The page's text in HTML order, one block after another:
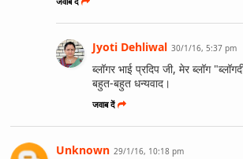
Jyoti Dehliwal 30/1/16, 5:37 pm
ब्लॉगर भाई प्रदिप जी, मेर ब्लॉग
बहुत-बहुत धन्यवाद।
जवाब दें
Unknown 29/1/16, 10:18 pm